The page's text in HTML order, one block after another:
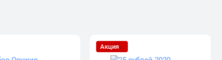
Акция